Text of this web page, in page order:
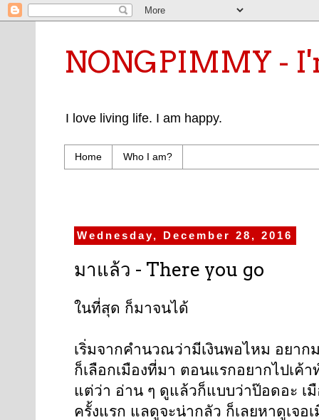
NONGPIMMY -
I love living life. I am happy.
Home Who I am?
Wednesday, December 28, 2016
มาแล้ว - There you go
ในที่สุด ก็มาจนได้
เริ่มจากคำนวณว่ามีเงินพอไหม อยาก
ก็เลือกเมืองที่มา ตอนแรกอยากไปเค้
แต่ว่า อ่าน ๆ ดูแล้วก็แบบว่าป๊อดอะ เ
ครั้งแรก แลดูจะน่ากลัว ก็เลยหาดูเจอ